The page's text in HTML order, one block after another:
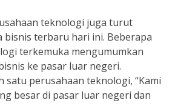
teknologi juga turut
bisnis terbaru hari ini. Beberapa
terkemuka mengumumkan
ke pasar luar negeri.
satu perusahaan teknologi, “Kami
besar di pasar luar negeri dan